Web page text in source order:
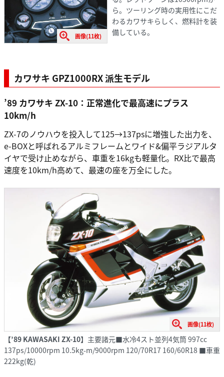
画像(11枚)
ら。ツーリング時の実用性にこだ
わるカワサキらしく、燃料計を装
備している。
カワサキ GPZ1000RX 派生モデル
’89 カワサキ ZX-10：正常進化で最高速にプラス
10km/h
ZX-7のノウハウを投入して125→137psに増強した出力を、
e-BOXと呼ばれるアルミフレームとワイド&偏平ラジアルタ
イヤで受け止めながら、車重を16kgも軽量化。RX比で最高
速度を10km/h高めて、最速の座を万全にした。
画像(11枚)
【’89 KAWASAKI ZX-10】 主要諸元■水冷4スト並列4気筒 997cc
137ps/10000rpm 10.5kg-m/9000rpm 120/70R17 160/60R18 ■車重
222kg(乾)